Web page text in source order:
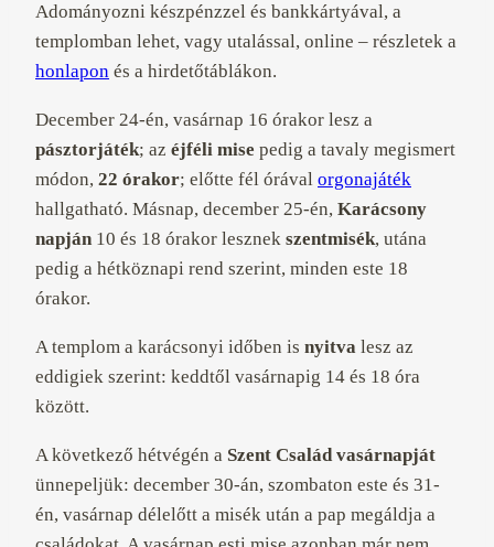
Adományozni készpénzzel és bankkártyával, a
templomban lehet, vagy utalással, online – részletek a
honlapon és a hirdetőtáblákon.
December 24-én, vasárnap 16 órakor lesz a
pásztorjáték; az éjféli mise pedig a tavaly megismert
módon, 22 órakor; előtte fél órával orgonajáték
hallgatható. Másnap, december 25-én, Karácsony
napján 10 és 18 órakor lesznek szentmisék, utána
pedig a hétköznapi rend szerint, minden este 18
órakor.
A templom a karácsonyi időben is nyitva lesz az
eddigiek szerint: keddtől vasárnapig 14 és 18 óra
között.
A következő hétvégén a Szent Család vasárnapját
ünnepeljük: december 30-án, szombaton este és 31-
én, vasárnap délelőtt a misék után a pap megáldja a